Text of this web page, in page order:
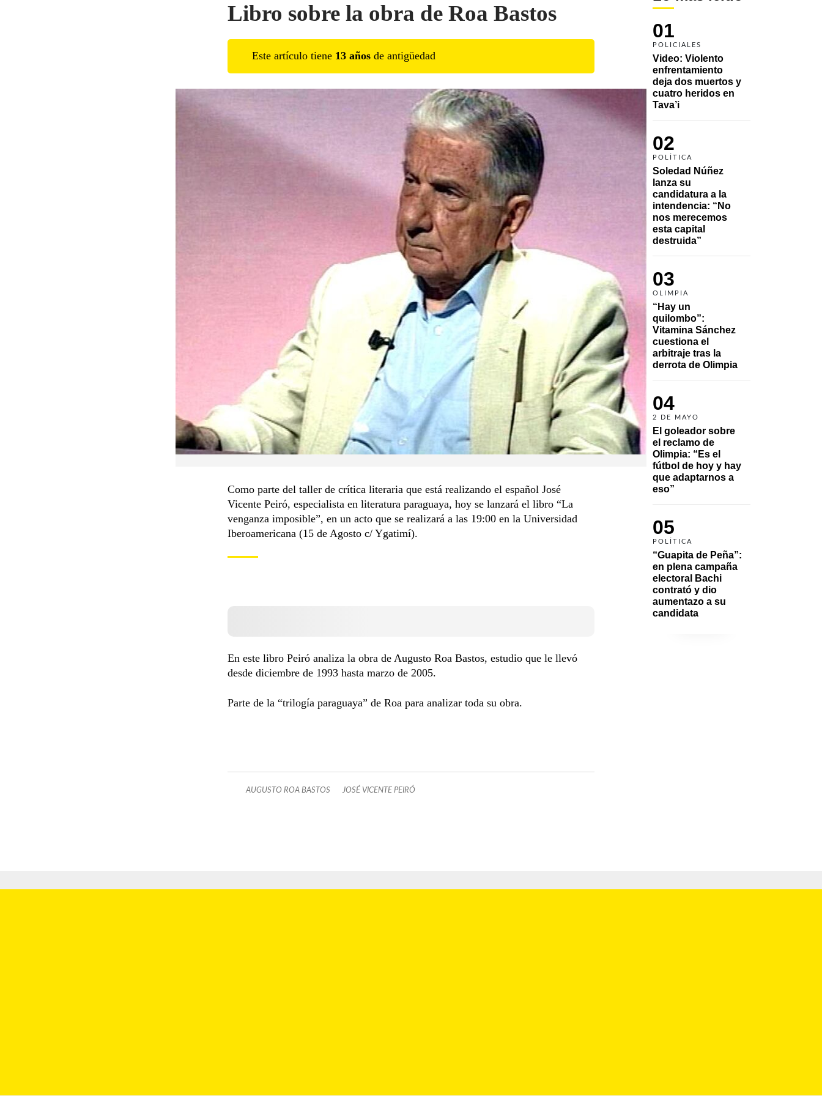
01
POLICIALES
Video: Violento
enfrentamiento
deja dos muertos y
cuatro heridos en
Tava’i
02
POLÍTICA
Soledad Núñez
lanza su
candidatura a la
intendencia: “No
nos merecemos
esta capital
destruida”
03
OLIMPIA
“Hay un
quilombo”:
Vitamina Sánchez
cuestiona el
arbitraje tras la
derrota de Olimpia
04
2 DE MAYO
El goleador sobre
el reclamo de
Olimpia: “Es el
fútbol de hoy y hay
que adaptarnos a
eso”
05
POLÍTICA
“Guapita de Peña”:
en plena campaña
electoral Bachi
contrató y dio
aumentazo a su
candidata
Libro sobre la obra de Roa Bastos
Este artículo tiene 13 años de antigüedad
Como parte del taller de crítica literaria que está realizando el español José
Vicente Peiró, especialista en literatura paraguaya, hoy se lanzará el libro “La
venganza imposible”, en un acto que se realizará a las 19:00 en la Universidad
Iberoamericana (15 de Agosto c/ Ygatimí).
En este libro Peiró analiza la obra de Augusto Roa Bastos, estudio que le llevó
desde diciembre de 1993 hasta marzo de 2005.
Parte de la “trilogía paraguaya” de Roa para analizar toda su obra.
AUGUSTO ROA BASTOS JOSÉ VICENTE PEIRÓ